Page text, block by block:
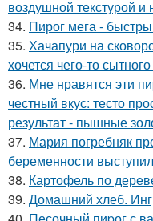
воздушной текстурой
34. Пирог мега -
35. Хачапури на
хочется чего-то
36. Мне нравятся эти
честный вкус: тесто
результат - пышные
37. Мария погребняк
беременности
38. Картофель по
39. Домашний хлеб.